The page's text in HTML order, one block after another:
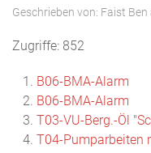
Geschrieben von: Faist Ben
Zugriffe: 852
B06-BMA-Alarm
B06-BMA-Alarm
T03-VU-Berg.-Öl
T04-Pumparbeiten